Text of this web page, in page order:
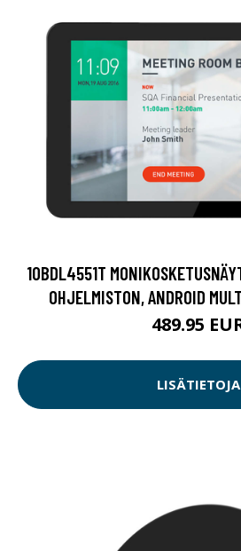
10BDL4551T
OHJELMISTON, ANDROID
489.95
LISÄTIETOJA